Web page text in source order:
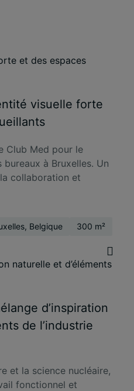
visuelle forte
Club Med pour le
à Bruxelles. Un
collaboration et
Bruxelles, Belgique 300 m²
d’inspiration
de l’industrie
et la science nucléaire,
fonctionnel et